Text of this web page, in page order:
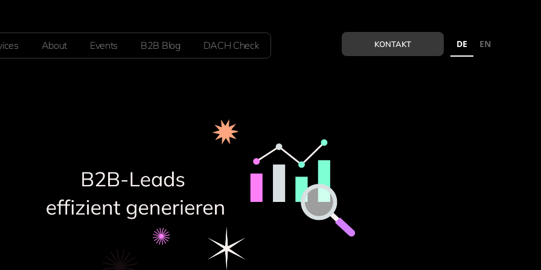
About Events B2B Blog DACH Check DE EN
KONTAKT